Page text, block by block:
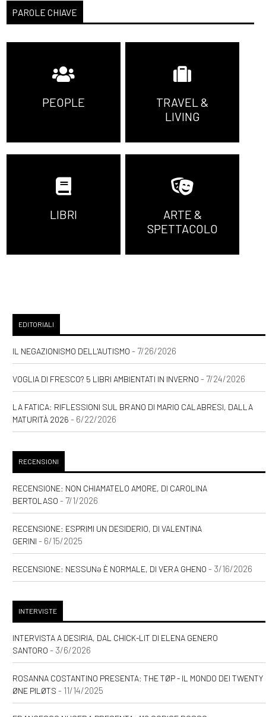
PAROLE CHIAVE
PEOPLE
TRAVEL &
LIVING
LIBRI
ARTE &
SPETTACOLO
EDITORIALI
IL NEGAZIONISMO DELL'AUTISMO - 7/26/2026
VOGLIA DI FRESCO? 5 LIBRI AMBIENTATI IN INVERNO - 7/24/2026
LA FATICA: RIFLESSIONI SUL BRANO DI MARIO CALABRESI, DALLA
MATURITÀ 2026 - 6/22/2026
RECENSIONI
RECENSIONE: NON CHIAMATELO AMORE, DI CAROLINA
BERTOLASO - 7/1/2026
RECENSIONE: ESPRIMI UN DESIDERIO, DI VALENTINA
GERINI - 6/15/2025
RECENSIONE: NESSUNƏ È NORMALE, DI VERA GHENO - 3/16/2026
INTERVISTE
INTERVISTA A DESIRIA, DAL CHICK-LIT DI ELENA GENERO
SANTORO - 3/6/2026
ROSANNA COSTANTINO PRESENTA: THE TØP - IL MONDO DEI TWENTY
ØNE PILØTS - 11/14/2025